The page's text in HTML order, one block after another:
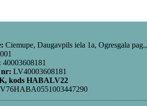
Ciemupe, Daugavpils iela 1a, Ogresgala pag.,
40003608181
nr: LV40003608181
kods HABALV22